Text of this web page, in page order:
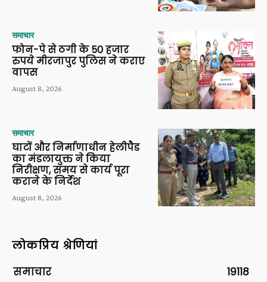
समाचार
फोन-पे से ठगी के 50 हजार
रुपये मीरजापुर पुलिस ने कराए
वापस
August 8, 2026
समाचार
घाटों और निर्माणाधीन हेलीपैड
का मंडलायुक्त ने किया
निरीक्षण, समय से कार्य पूरा
कराने के निर्देश
August 8, 2026
लोकप्रिय श्रेणियां
समाचार
19118